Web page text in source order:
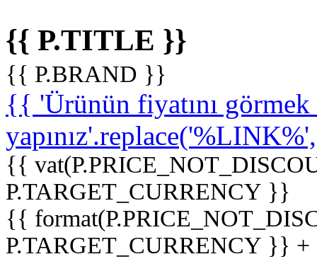
{{ P.TITLE }}
{{ P.BRAND }}
{{ 'Ürünün fiyatını
{{
P.TARGET_CURRENCY }}
{{
P.TARGET_CURRENCY }}